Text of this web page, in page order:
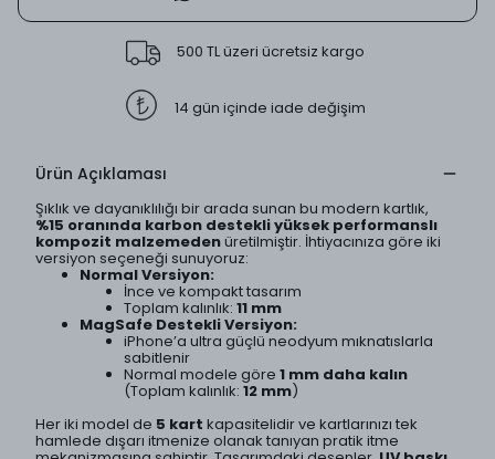
500 TL üzeri ücretsiz kargo
14 gün içinde iade değişim
Ürün Açıklaması
Şıklık ve dayanıklılığı bir arada sunan bu modern kartlık,
%15 oranında karbon destekli yüksek performanslı
kompozit malzemedenüretilmiştir. İhtiyacınıza göre iki
versiyon seçeneği sunuyoruz:
Normal Versiyon:
İnce ve kompakt tasarım
Toplam kalınlık: 11 mm
MagSafe Destekli Versiyon:
iPhone’a ultra güçlü neodyum mıknatıslarla
sabitlenir
Normal modele göre 1 mm daha kalın
(Toplam kalınlık: 12 mm)
Her iki model de 5 kart kapasitelidir ve kartlarınızı tek
hamlede dışarı itmenize olanak tanıyan pratik itme